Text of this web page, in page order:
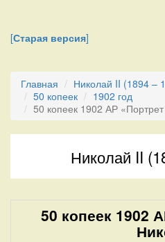
[Старая версия]
Главная Николай II (1894 –
50 копеек
1902 год
50 копеек 1902 АР
Николай II
50 копеек 1902